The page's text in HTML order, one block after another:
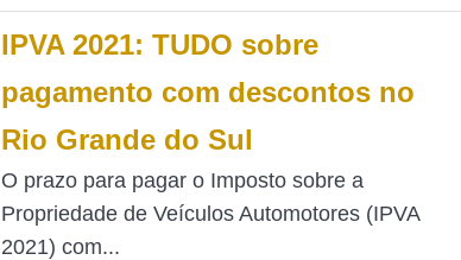
IPVA 2021: TUDO sobre
pagamento com descontos no
Rio Grande do Sul
O prazo para pagar o Imposto sobre a
Propriedade de Veículos Automotores (IPVA
2021) com...